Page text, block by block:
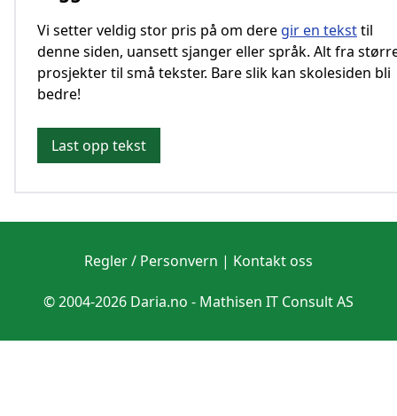
Vi setter veldig stor pris på om dere gir en teksttil
denne siden, uansett sjanger eller språk. Alt fra
prosjekter til små tekster. Bare slik kan skolesiden bli
bedre!
Last opp tekst
Regler / Personvern | Kontakt oss
© 2004-2026 Daria.no - Mathisen IT Consult AS